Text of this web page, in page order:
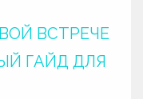
ВСТРЕЧЕ
ГАЙД ДЛЯ